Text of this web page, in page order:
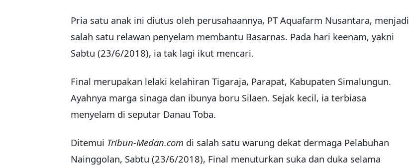
Pria satu anak ini diutus oleh perusahaannya, PT Aquafarm Nusantara, menjadi
salah satu relawan penyelam membantu Basarnas. Pada hari keenam, yakni
Sabtu (23/6/2018), ia tak lagi ikut mencari.
Final merupakan lelaki kelahiran Tigaraja, Parapat, Kabupaten Simalungun.
Ayahnya marga sinaga dan ibunya boru Silaen. Sejak kecil, ia terbiasa
menyelam di seputar Danau Toba.
Ditemui Tribun-Medan.com di salah satu warung dekat dermaga Pelabuhan
Nainggolan, Sabtu (23/6/2018), Final menuturkan suka dan duka selama